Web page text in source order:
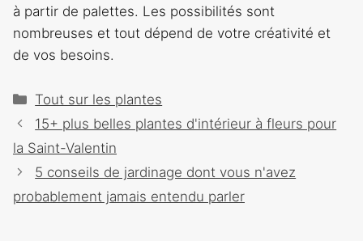
à partir de palettes. Les possibilités sont
nombreuses et tout dépend de votre créativité et
de vos besoins.
Catégories
Tout sur les plantes
Navigation
des
15+ plus belles plantes d'intérieur à fleurs pour
la Saint-Valentin
5 conseils de jardinage dont vous n'avez
probablement jamais entendu parler